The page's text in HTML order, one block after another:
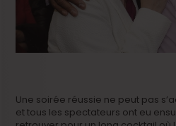
Une soirée réussie ne peut pas
et tous les spectateurs ont eu